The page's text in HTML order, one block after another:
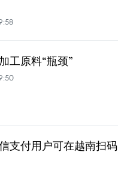
工原料“瓶颈”
支付用户可在越南扫码